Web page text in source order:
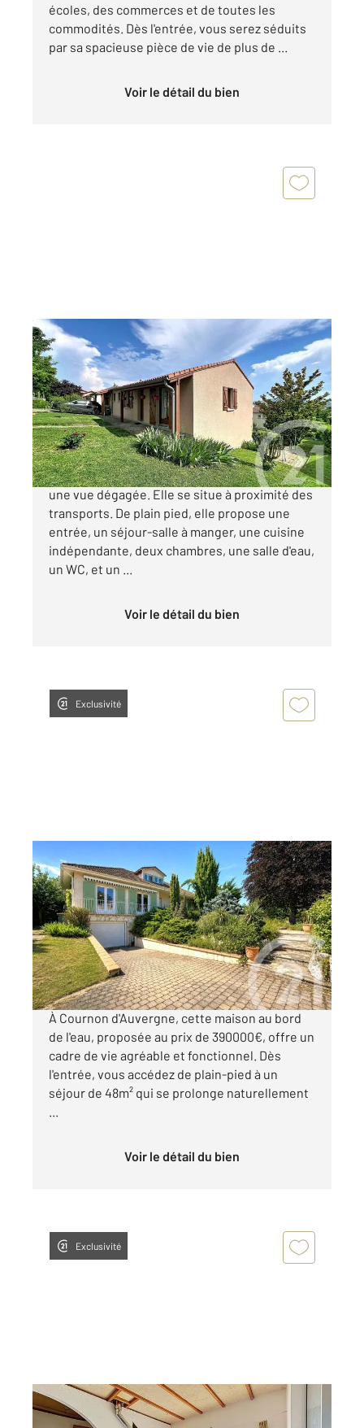
écoles, des commerces et de toutes les
commodités. Dès l'entrée, vous serez séduits
par sa spacieuse pièce de vie de plus de ...
Voir le détail du bien
COURNON D AUVERGNE 63
171,80 m2, 6 pièces
Ref : 15320
Maison à vendre
325 000 €
COURNON D'AUVERGNE, cette maison offre
une vue dégagée. Elle se situe à proximité des
transports. De plain pied, elle propose une
entrée, un séjour-salle à manger, une cuisine
indépendante, deux chambres, une salle d'eau,
un WC, et un ...
Voir le détail du bien
Exclusivité
COURNON D AUVERGNE 63
140 m2, 5 pièces
Ref : 15581
Maison à vendre
390 000 €
Visiter le site dédié
À Cournon d'Auvergne, cette maison au bord
de l'eau, proposée au prix de 390000€, offre un
cadre de vie agréable et fonctionnel. Dès
l'entrée, vous accédez de plain-pied à un
séjour de 48m² qui se prolonge naturellement
...
Voir le détail du bien
Exclusivité
COURNON D AUVERGNE 63
203,52 m
, 6 pièces